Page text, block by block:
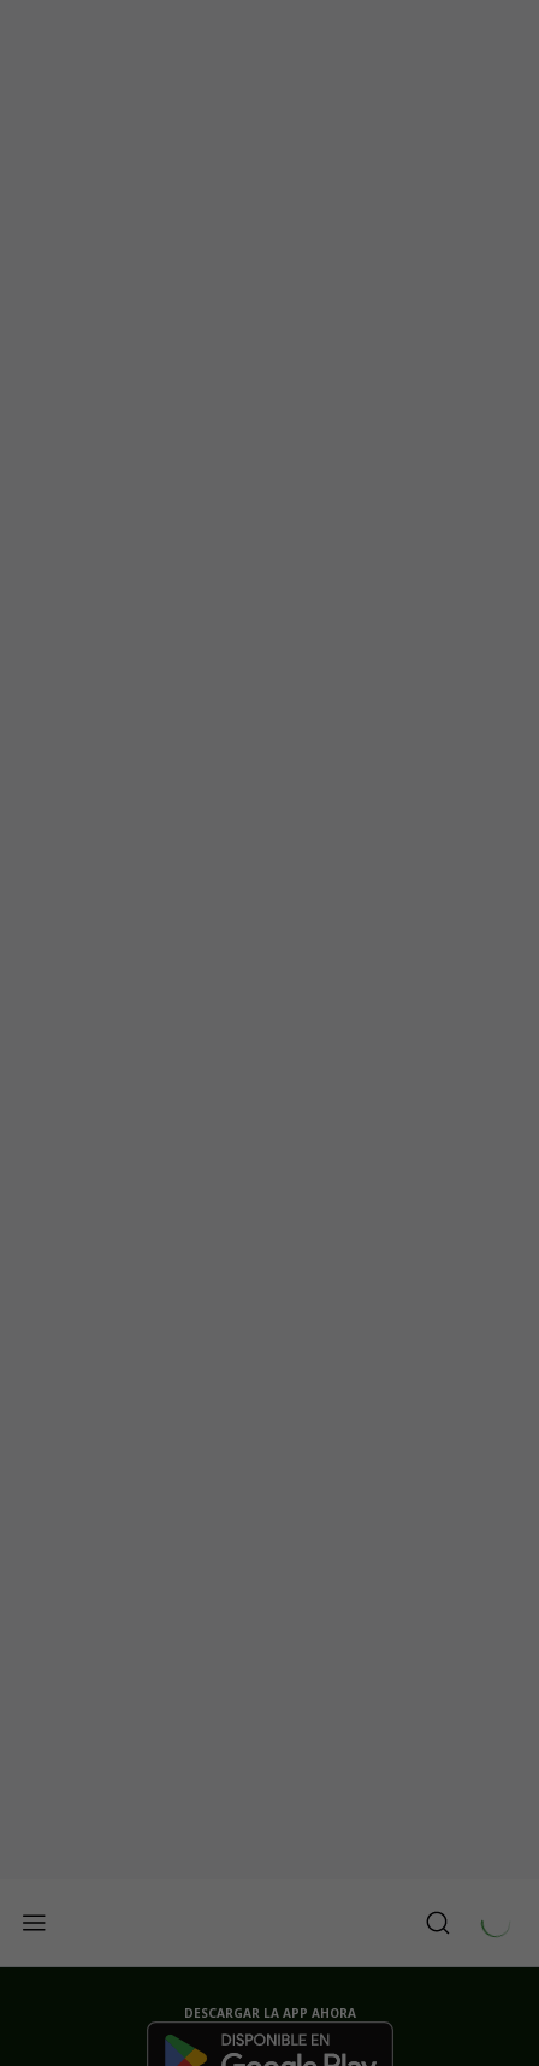
DESCARGAR LA APP AHORA